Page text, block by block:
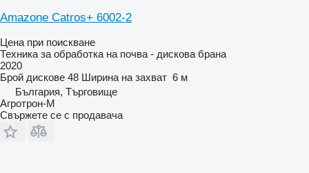
Amazone Catros+ 6002-2
Цена при поискване
Техника за обработка на почва - дискова брана
2020
Брой дискове 48 Ширина на захват 6 м
България, Търговище
Агротрон-М
Свържете се с продавача